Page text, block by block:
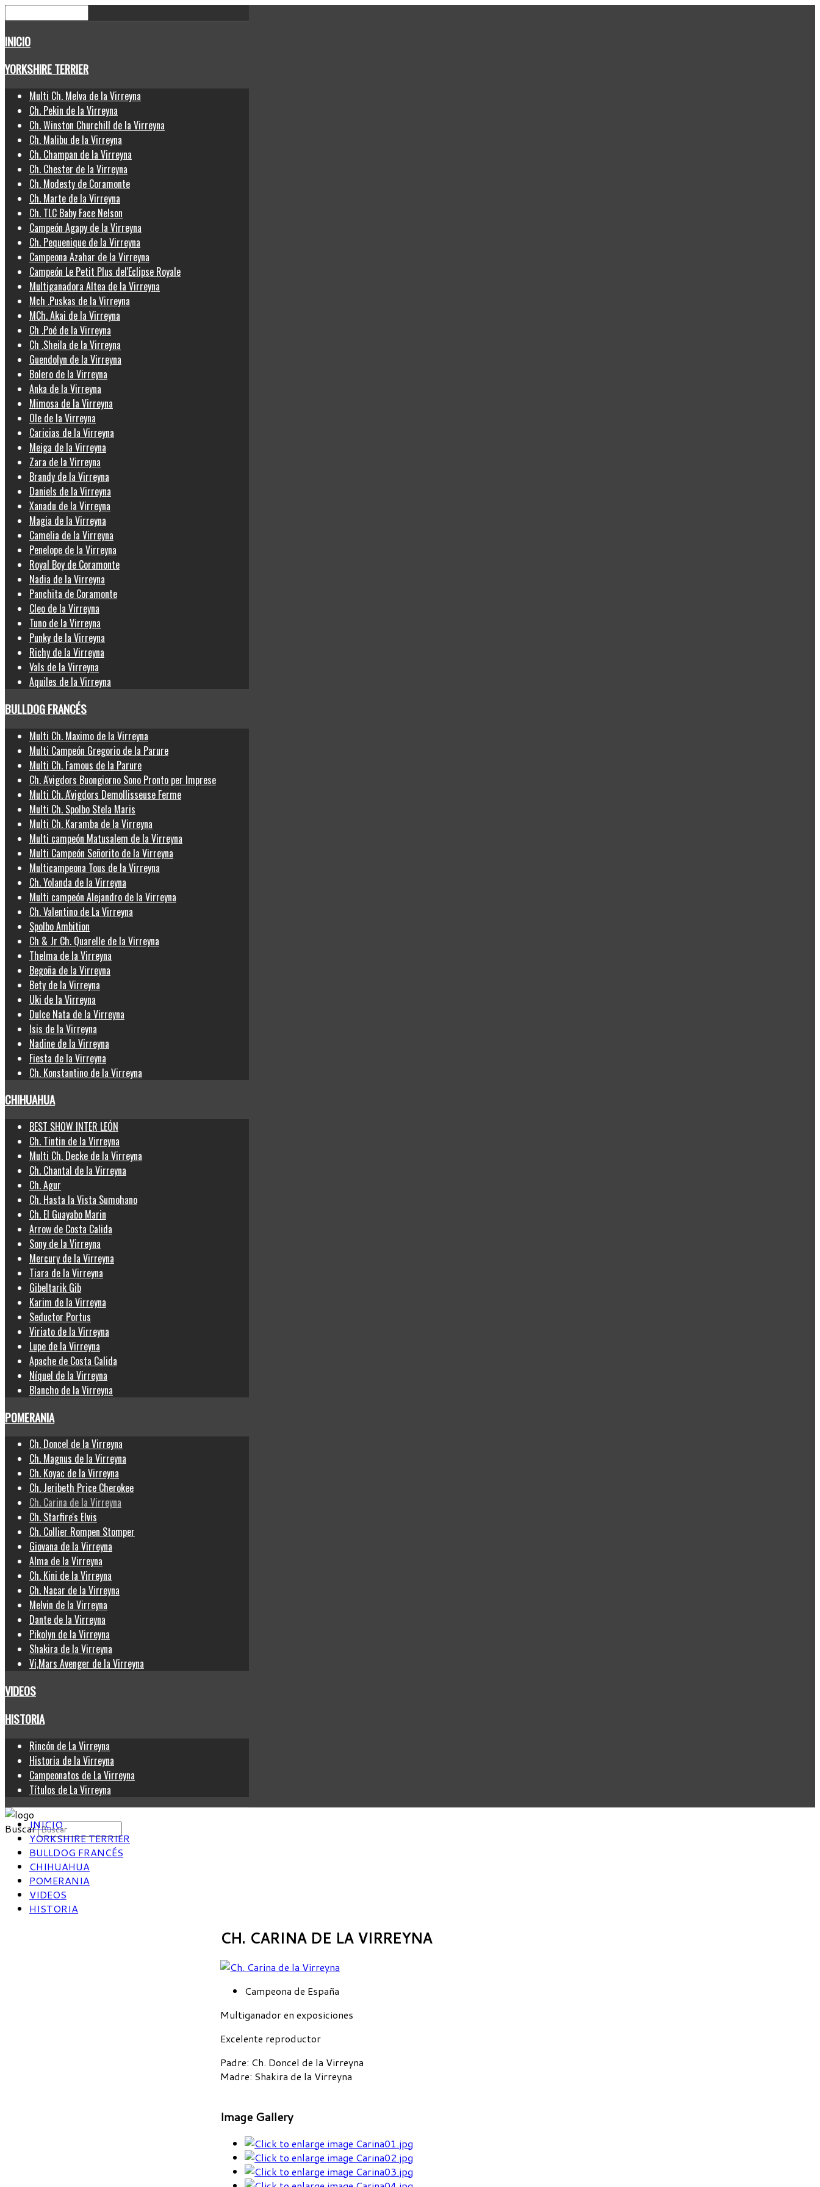
INICIO
YORKSHIRE TERRIER
Multi Ch. Melva de la Virreyna
Ch. Pekin de la Virreyna
Ch. Winston Churchill de la Virreyna
Ch. Malibu de la Virreyna
Ch. Champan de la Virreyna
Ch. Chester de la Virreyna
Ch. Modesty de Coramonte
Ch. Marte de la Virreyna
Ch. TLC Baby Face Nelson
Campeón Agapy de la Virreyna
Ch. Pequenique de la Virreyna
Campeona Azahar de la Virreyna
Campeón Le Petit Plus del'Eclipse Royale
Multiganadora Altea de la Virreyna
Mch .Puskas de la Virreyna
MCh. Akai de la Virreyna
Ch .Poé de la Virreyna
Ch .Sheila de la Virreyna
Guendolyn de la Virreyna
Bolero de la Virreyna
Anka de la Virreyna
Mimosa de la Virreyna
Ole de la Virreyna
Caricias de la Virreyna
Meiga de la Virreyna
Zara de la Virreyna
Brandy de la Virreyna
Daniels de la Virreyna
Xanadu de la Virreyna
Magia de la Virreyna
Camelia de la Virreyna
Penelope de la Virreyna
Royal Boy de Coramonte
Nadia de la Virreyna
Panchita de Coramonte
Cleo de la Virreyna
Tuno de la Virreyna
Punky de la Virreyna
Richy de la Virreyna
Vals de la Virreyna
Aquiles de la Virreyna
BULLDOG FRANCÉS
Multi Ch. Maximo de la Virreyna
Multi Campeón Gregorio de la Parure
Multi Ch. Famous de la Parure
Ch. A'vigdors Buongiorno Sono Pronto per Imprese
Multi Ch. A'vigdors Demollisseuse Ferme
Multi Ch. Spolbo Stela Maris
Multi Ch. Karamba de la Virreyna
Multi campeón Matusalem de la Virreyna
Multi Campeón Señorito de la Virreyna
Multicampeona Tous de la Virreyna
Ch. Yolanda de la Virreyna
Multi campeón Alejandro de la Virreyna
Ch. Valentino de La Virreyna
Spolbo Ambition
Ch & Jr Ch. Quarelle de la Virreyna
Thelma de la Virreyna
Begoña de la Virreyna
Bety de la Virreyna
Uki de la Virreyna
Dulce Nata de la Virreyna
Isis de la Virreyna
Nadine de la Virreyna
Fiesta de la Virreyna
Ch. Konstantino de la Virreyna
CHIHUAHUA
BEST SHOW INTER LEÓN
Ch. Tintin de la Virreyna
Multi Ch. Decke de la Virreyna
Ch. Chantal de la Virreyna
Ch. Agur
Ch. Hasta la Vista Sumohano
Ch. El Guayabo Marin
Arrow de Costa Calida
Sony de la Virreyna
Mercury de la Virreyna
Tiara de la Virreyna
Gibeltarik Gib
Karim de la Virreyna
Seductor Portus
Viriato de la Virreyna
Lupe de la Virreyna
Apache de Costa Calida
Níquel de la Virreyna
Blancho de la Virreyna
POMERANIA
Ch. Doncel de la Virreyna
Ch. Magnus de la Virreyna
Ch. Koyac de la Virreyna
Ch. Jeribeth Price Cherokee
Ch. Carina de la Virreyna
Ch. Starfire's Elvis
Ch. Collier Rompen Stomper
Giovana de la Virreyna
Alma de la Virreyna
Ch. Kini de la Virreyna
Ch. Nacar de la Virreyna
Melvin de la Virreyna
Dante de la Virreyna
Pikolyn de la Virreyna
Shakira de la Virreyna
Vi,Mars Avenger de la Virreyna
VIDEOS
HISTORIA
Rincón de La Virreyna
Historia de la Virreyna
Campeonatos de La Virreyna
Títulos de La Virreyna
BuscarINICIO
YORKSHIRE TERRIER
BULLDOG FRANCÉS
CHIHUAHUA
POMERANIA
VIDEOS
HISTORIA
CH. CARINA DE LA VIRREYNA
Campeona de España
Multiganador en exposiciones
Excelente reproductor
Padre: Ch. Doncel de la Virreyna
Madre: Shakira de la Virreyna
Image Gallery